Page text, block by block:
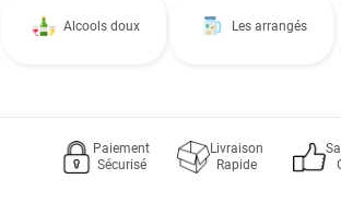
Alcools doux Les arrangés
Paiement
Sécurisé
Livraison
Rapide